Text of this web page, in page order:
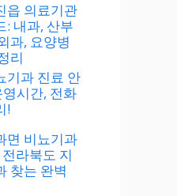
읍 의료기관
: 내과, 산부
과, 요양병
리
기과 진료 안
시간, 전화
!
면 비뇨기과
라북도 지
찾는 완벽